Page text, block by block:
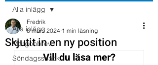
Alla inlägg
Morgonbrev
Söndagssnack
Alla inlägg
Skjutit in en ny position
Fredrik
6 mars 2024 1 min läsning
Vill du läsa mer?